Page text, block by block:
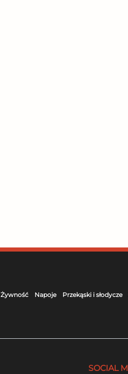
Żywność Napoje Przekąski i słodycze
SOCIAL